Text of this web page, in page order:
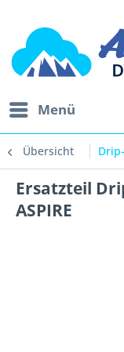
Menü
Übersicht
Ersatzteil
ASPIRE